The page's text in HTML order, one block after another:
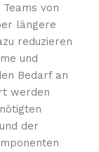
von
längere
reduzieren
und
Bedarf an
werden
der